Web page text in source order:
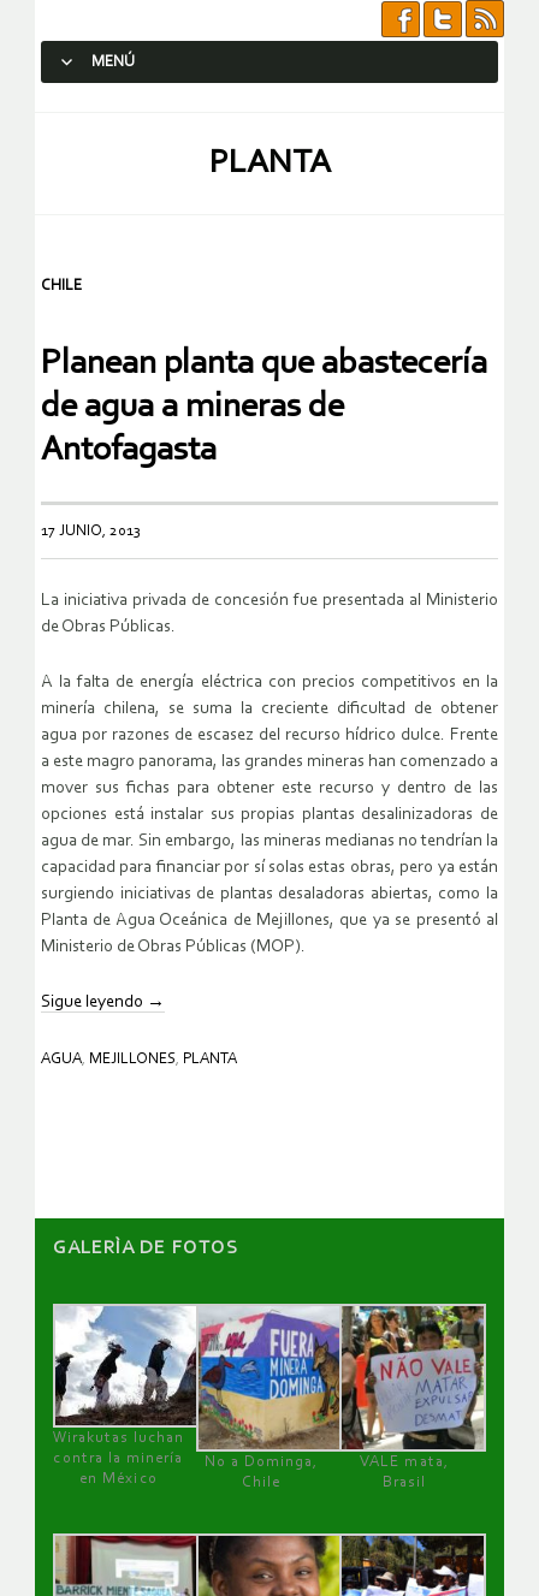
MENÚ
PLANTA
CHILE
Planean planta que abastecería
de agua a mineras de
Antofagasta
17 JUNIO, 2013
La iniciativa privada de concesión fue presentada al Ministerio
de Obras Públicas.
A la falta de energía eléctrica con precios competitivos en la
minería chilena, se suma la creciente dificultad de obtener
agua por razones de escasez del recurso hídrico dulce. Frente
a este magro panorama, las grandes mineras han comenzado a
mover sus fichas para obtener este recurso y dentro de las
opciones está instalar sus propias plantas desalinizadoras de
agua de mar. Sin embargo, las mineras medianas no tendrían la
capacidad para financiar por sí solas estas obras, pero ya están
surgiendo iniciativas de plantas desaladoras abiertas, como la
Planta de Agua Oceánica de Mejillones, que ya se presentó al
Ministerio de Obras Públicas (MOP).
Sigue leyendo →
AGUA, MEJILLONES, PLANTA
GALERÌA DE FOTOS
Wirakutas luchan
contra la minería
en México
No a Dominga,
Chile
VALE mata,
Brasil